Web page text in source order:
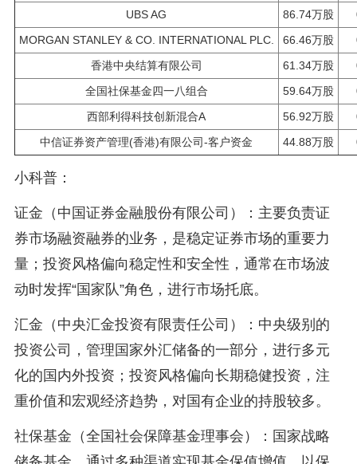
UBS AG
86.74万股
MORGAN STANLEY & CO. INTERNATIONAL PLC.
66.46万股
香港中央结算有限公司
61.34万股
全国社保基金四一八组合
59.64万股
西部利得科技创新混合A
56.92万股
中信证券资产管理(香港)有限公司-客户资金
44.88万股
小科普：
证金（中国证券金融股份有限公司）：主要负责证
券市场融资融券的业务，是稳定证券市场的重要力
量；投资风格偏向稳定性和安全性，通常在市场波
动时发挥“国家队”角色，进行市场托底。
汇金（中央汇金投资有限责任公司）：中央级别的
投资公司，管理国家外汇储备的一部分，进行多元
化的国内外投资；投资风格偏向长期稳健投资，注
重价值和宏观经济趋势，对国有企业的持股较多。
社保基金（全国社会保障基金理事会）：国家战略